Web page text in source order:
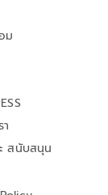
ม
สนับสนุน